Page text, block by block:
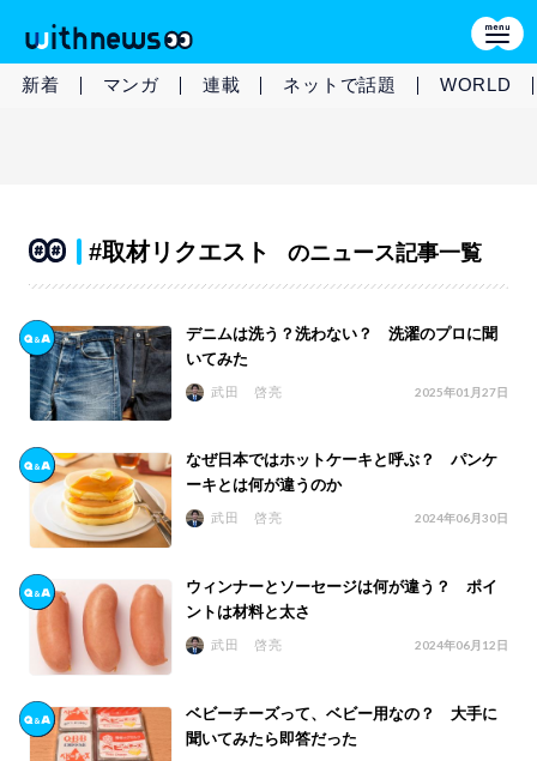
新着 マンガ 連載 ネットで話題 WORLD
#取材リクエスト のニュース記事一覧
デニムは洗う？洗わない？ 洗濯のプロに聞
いてみた
武田 啓亮 2025年01月27日
なぜ日本ではホットケーキと呼ぶ？ パンケ
ーキとは何が違うのか
武田 啓亮 2024年06月30日
ウィンナーとソーセージは何が違う？ ポイ
ントは材料と太さ
武田 啓亮 2024年06月12日
ベビーチーズって、ベビー用なの？ 大手に
聞いてみたら即答だった